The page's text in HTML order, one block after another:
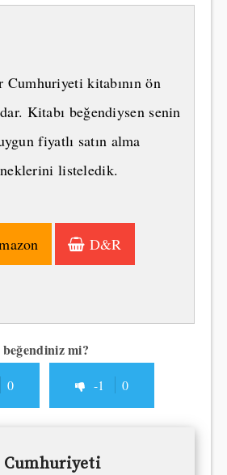
Cumhuriyeti kitabının ön
Kitabı beğendiysen senin
fiyatlı satın alma
listeledik.
D&R
beğendiniz mi?
0 -1 0
Cumhuriyeti